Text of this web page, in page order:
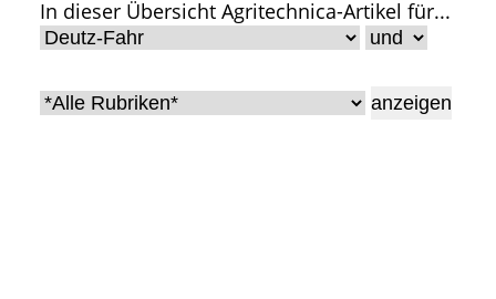
• Geschichte und Geschichten
• Messen und Veranstaltungen
• Mitteilung der Redaktion
• Agritechnica Neuheiten Archiv
In dieser Übersicht Agritechnica-Artikel für...